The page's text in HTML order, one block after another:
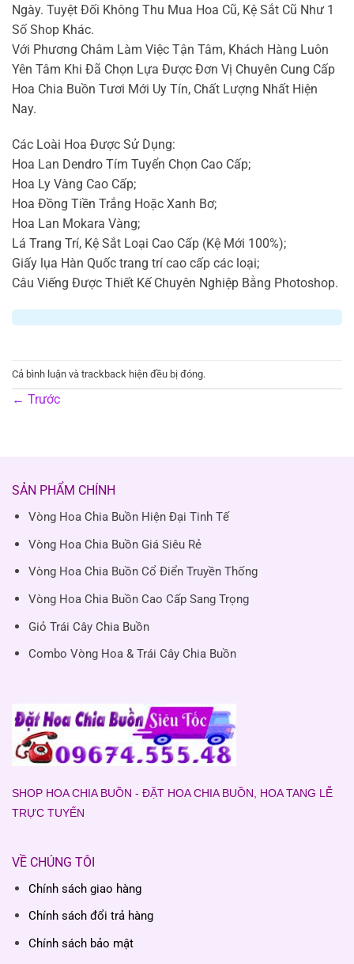
Ngày. Tuyệt Đối Không Thu Mua Hoa Cũ, Kệ Sắt Cũ Như 1
Số Shop Khác.
Với Phương Châm Làm Việc Tận Tâm, Khách Hàng Luôn
Yên Tâm Khi Đã Chọn Lựa Được Đơn Vị Chuyên Cung Cấp
Hoa Chia Buồn Tươi Mới Uy Tín, Chất Lượng Nhất Hiện
Nay.
Các Loài Hoa Được Sử Dụng:
Hoa Lan Dendro Tím Tuyển Chọn Cao Cấp;
Hoa Ly Vàng Cao Cấp;
Hoa Đồng Tiền Trắng Hoặc Xanh Bơ;
Hoa Lan Mokara Vàng;
Lá Trang Trí, Kệ Sắt Loại Cao Cấp (Kệ Mới 100%);
Giấy lụa Hàn Quốc trang trí cao cấp các loại;
Câu Viếng Được Thiết Kế Chuyên Nghiệp Bằng Photoshop.
Cả bình luận và trackback hiện đều bị đóng.
← Trước
SẢN PHẨM CHÍNH
Vòng Hoa Chia Buồn Hiện Đại Tinh Tế
Vòng Hoa Chia Buồn Giá Siêu Rẻ
Vòng Hoa Chia Buồn Cổ Điển Truyền Thống
Vòng Hoa Chia Buồn Cao Cấp Sang Trọng
Giỏ Trái Cây Chia Buồn
Combo Vòng Hoa & Trái Cây Chia Buồn
SHOP HOA CHIA BUỒN - ĐẶT HOA CHIA BUỒN, HOA TANG LỄ
TRỰC TUYẾN
VỀ CHÚNG TÔI
Chính sách giao hàng
Chính sách đổi trả hàng
Chính sách bảo mật